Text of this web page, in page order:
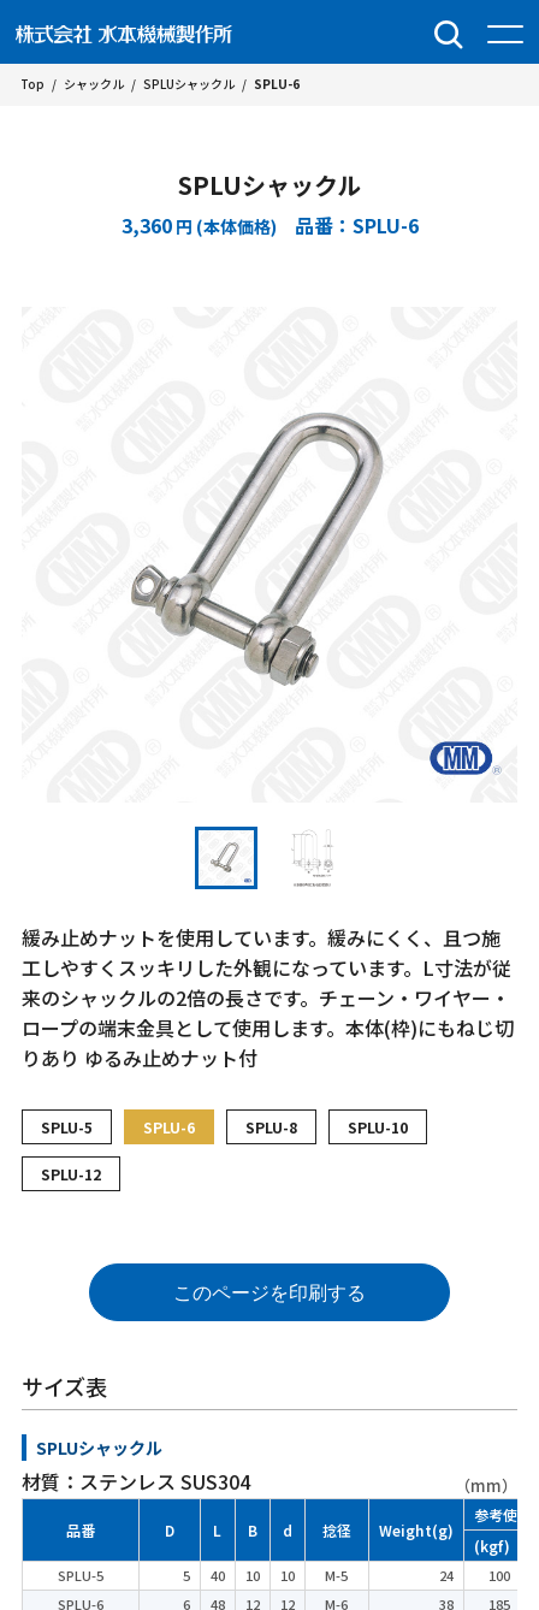
Top / シャックル / SPLUシャックル / SPLU-6
SPLUシャックル
3,360 円 (本体価格) 品番：SPLU-6
緩み止めナットを使用しています。緩みにくく、且つ施
工しやすくスッキリした外観になっています。L寸法が従
来のシャックルの2倍の長さです。チェーン・ワイヤー・
ロープの端末金具として使用します。本体(枠)にもねじ切
りあり ゆるみ止めナット付
SPLU-5 SPLU-6 SPLU-8 SPLU-10
SPLU-12
このページを印刷する
サイズ表
SPLUシャックル
材質：ステンレス SUS304 （mm）
品番 D L B d 捻径 Weight(g)
参考使用
(kgf)
SPLU-5 5 40 10 10 M-5 24 100
SPLU-6
6 48 12 12 M-6 38 185